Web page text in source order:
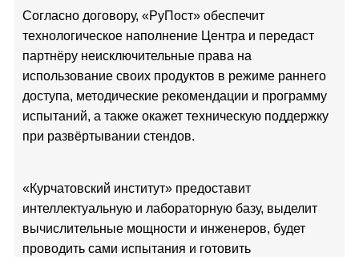
Согласно договору, «РуПост» обеспечит
технологическое наполнение Центра и передаст
партнёру неисключительные права на
использование своих продуктов в режиме раннего
доступа, методические рекомендации и программу
испытаний, а также окажет техническую поддержку
при развёртывании стендов.
«Курчатовский институт» предоставит
интеллектуальную и лабораторную базу, выделит
вычислительные мощности и инженеров, будет
проводить сами испытания и готовить